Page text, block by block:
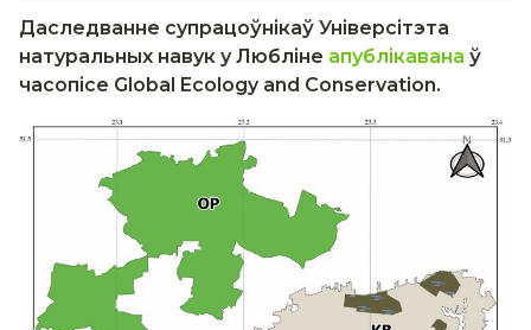
Даследванне супрацоўнікаў Універсітэта
натуральных навук у Любліне апублікавана ў
часопісе Global Ecology and Conservation.